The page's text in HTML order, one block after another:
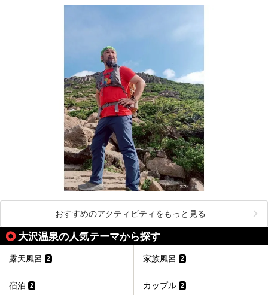
おすすめのアクティビティをもっと見る
大沢温泉の人気テーマから探す
露天風呂 2 家族風呂 2
宿泊 2 カップル 2